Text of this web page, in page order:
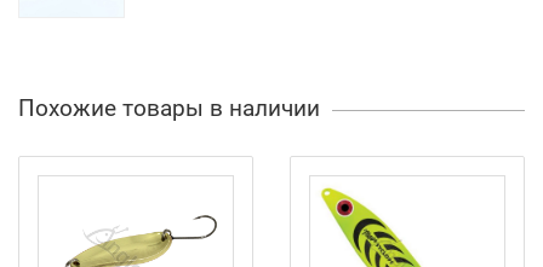
Похожие товары в наличии